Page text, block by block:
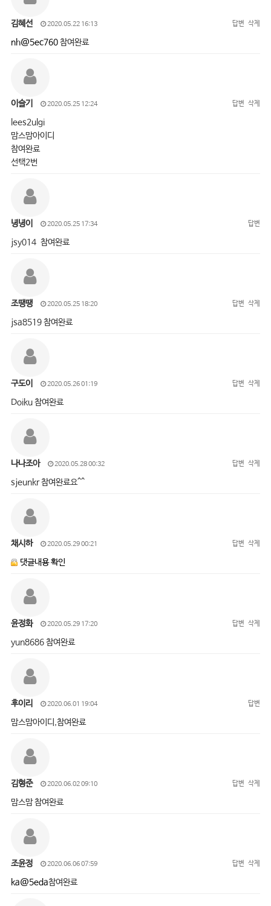
김혜선 2020.05.22 16:13 답변 삭제
nh@5ec760참여완료
이슬기 2020.05.25 12:24 답변 삭제
lees2ulgi
맘스맘아이디
참여완료
선택2번
녕녕이 2020.05.25 17:34 답변
jsy014 참여완료
조땡땡 2020.05.25 18:20 답변 삭제
jsa8519 참여완료
구도이 2020.05.26 01:19 답변 삭제
Doiku 참여완료
나나조아 2020.05.28 00:32 답변 삭제
sjeunkr 참여완료요^^
채시하 2020.05.29 00:21 답변 삭제
댓글내용 확인
윤정화 2020.05.29 17:20 답변 삭제
yun8686 참여완료
후이리 2020.06.01 19:04 답변
맘스맘아이디,참여완료
김형준 2020.06.02 09:10 답변 삭제
맘스맘 참여완료
조윤정 2020.06.06 07:59 답변 삭제
ka@5eda참여완료